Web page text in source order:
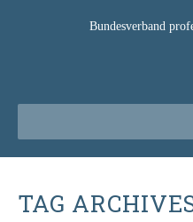
Bundesverband
TAG